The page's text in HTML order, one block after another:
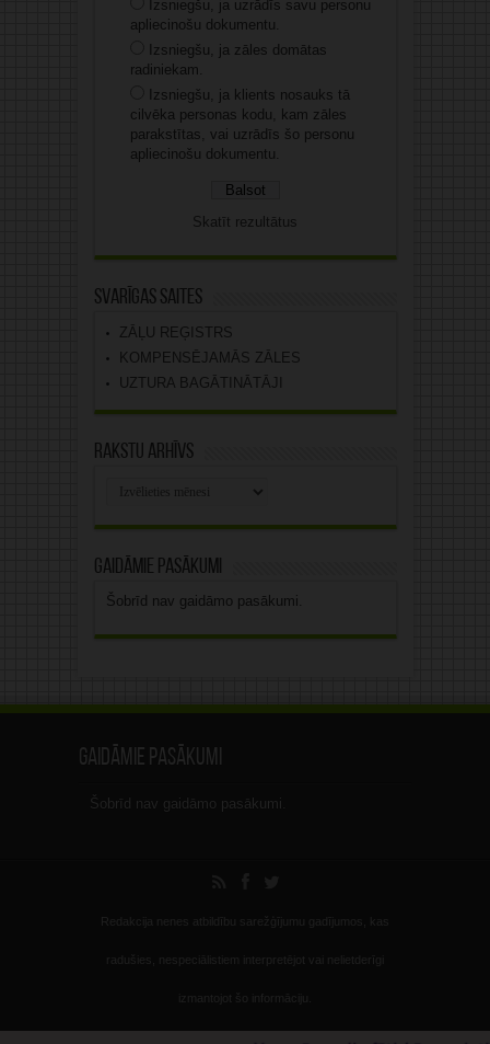
Izsniegšu, ja uzrādīs savu personu
apliecinošu dokumentu.
Izsniegšu, ja zāles domātas
radiniekam.
Izsniegšu, ja klients nosauks tā
cilvēka personas kodu, kam zāles
parakstītas, vai uzrādīs šo personu
apliecinošu dokumentu.
Skatīt rezultātus
Svarīgas saites
ZĀĻU REĢISTRS
KOMPENSĒJAMĀS ZĀLES
UZTURA BAGĀTINĀTĀJI
Rakstu arhīvs
Gaidāmie pasākumi
Šobrīd nav gaidāmo pasākumi.
Gaidāmie pasākumi
Šobrīd nav gaidāmo pasākumi.
Redakcija nenes atbildību sarežģījumu gadījumos, kas